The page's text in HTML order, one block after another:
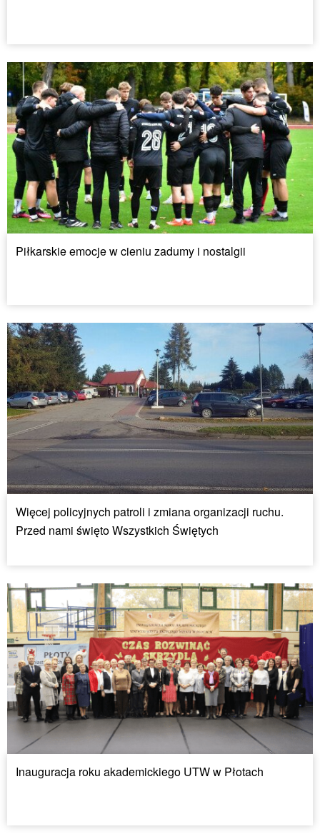
Piłkarskie emocje w cieniu zadumy i nostalgii
Więcej policyjnych patroli i zmiana organizacji ruchu.
Przed nami święto Wszystkich Świętych
Inauguracja roku akademickiego UTW w Płotach